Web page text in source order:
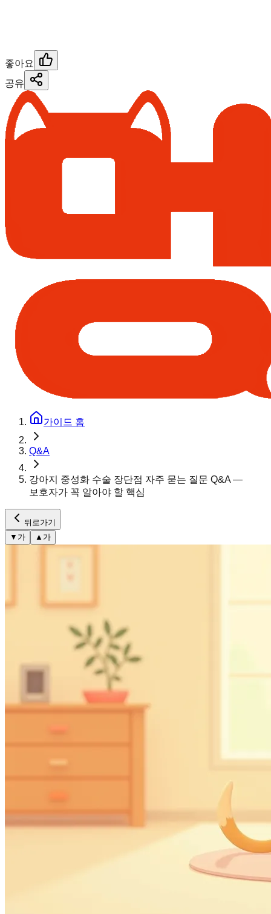
좋아요
공유
가이드 홈
Q&A
강아지 중성화 수술 장단점 자주 묻는 질문 Q&A —
보호자가 꼭 알아야 할 핵심
뒤로가기
▼ 가 ▲ 가